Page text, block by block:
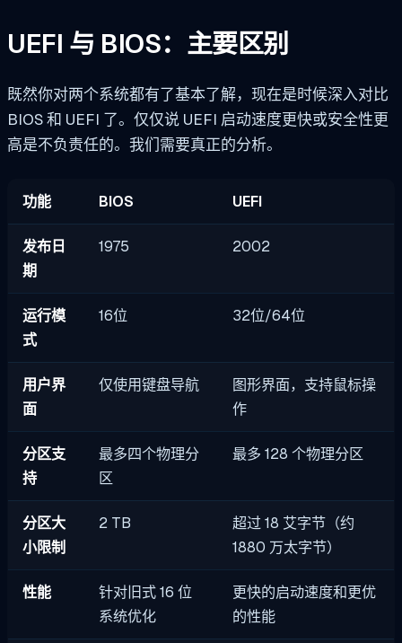
UEFI 与 BIOS：主要区别
既然你对两个系统都有了基本了解，现在是时候深入对比
BIOS 和 UEFI 了。仅仅说 UEFI 启动速度更快或安全性更
高是不负责任的。我们需要真正的分析。
功能 BIOS UEFI
发布日
期
1975 2002
运行模
式
16位 32位/64位
用户界
面
仅使用键盘导航
图形界面，支持鼠标操
作
分区支
持
最多四个物理分
区
最多 128 个物理分区
分区大
小限制
2 TB
超过 18 艾字节（约
1880 万太字节）
性能
针对旧式 16 位
系统优化
更快的启动速度和更优
的性能